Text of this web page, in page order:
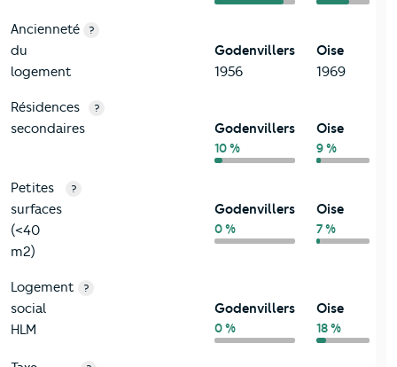
Ancienneté
du
logement
?
Godenvillers
1956
Oise
1969
Résidences
secondaires
?
Godenvillers
10 %
Oise
9 %
Petites
surfaces
(<40
m2)
?
Godenvillers
0 %
Oise
7 %
Logement
social
HLM
?
Godenvillers
0 %
Oise
18 %